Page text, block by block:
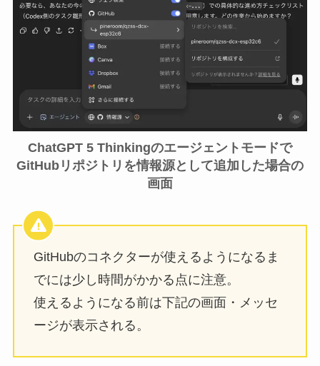
ChatGPT 5 Thinkingのエージェントモードで
GitHubリポジトリを情報源として追加した場合の
画面
GitHubのコネクターが使えるようになるま
でには少し時間がかかる点に注意。
使えるようになる前は下記の画面・メッセ
ージが表示される。